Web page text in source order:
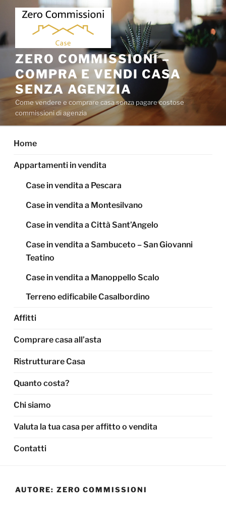
Salta
contenuto
ZERO COMMISSIONI –
COMPRA E VENDI CASA
SENZA AGENZIA
Come vendere e comprare casa senza pagare costose
commissioni di agenzia
Home
Appartamenti in vendita
Case in vendita a Pescara
Case in vendita a Montesilvano
Case in vendita a Città Sant’Angelo
Case in vendita a Sambuceto – San Giovanni
Teatino
Case in vendita a Manoppello Scalo
Terreno edificabile Casalbordino
Affitti
Comprare casa all’asta
Ristrutturare Casa
Quanto costa?
Chi siamo
Valuta la tua casa per affitto o vendita
Contatti
AUTORE: ZERO COMMISSIONI